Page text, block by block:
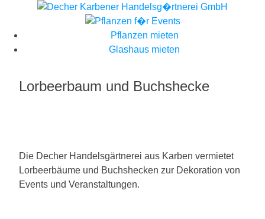
content
Pflanzen mieten
Glashaus mieten
Lorbeerbaum und Buchshecke
Die Decher Handelsgärtnerei aus Karben vermietet
Lorbeerbäume und Buchshecken zur Dekoration von
Events und Veranstaltungen.